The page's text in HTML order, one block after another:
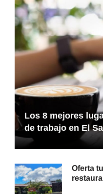
Los 8 mejores
de trabajo en El
Oferta